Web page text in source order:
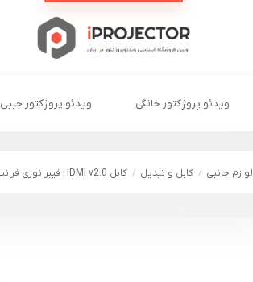
ویدئو پروژکتور خانگی ویدئو پروژکتور جیبی
لوازم جانبی کابل و تبدیل کابل HDMI v2.0 فیبر نوری فرانت 15 متری